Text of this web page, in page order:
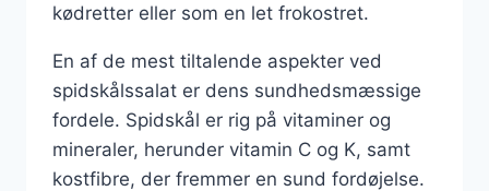
kødretter eller som en let frokostret.
En af de mest tiltalende aspekter ved
spidskålssalat er dens sundhedsmæssige
fordele. Spidskål er rig på vitaminer og
mineraler, herunder vitamin C og K, samt
kostfibre, der fremmer en sund fordøjelse.